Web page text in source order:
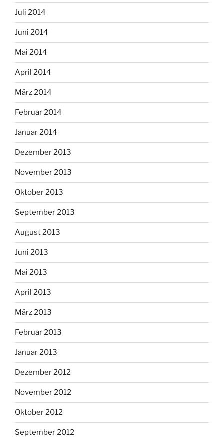
Juli 2014
Juni 2014
Mai 2014
April 2014
März 2014
Februar 2014
Januar 2014
Dezember 2013
November 2013
Oktober 2013
September 2013
August 2013
Juni 2013
Mai 2013
April 2013
März 2013
Februar 2013
Januar 2013
Dezember 2012
November 2012
Oktober 2012
September 2012